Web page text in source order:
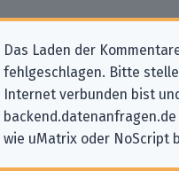
Das Laden der
fehlgeschlagen. Bitte
Internet verbunden bist
wie uMatrix oder NoScript
Kontor